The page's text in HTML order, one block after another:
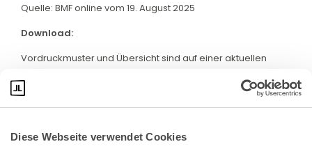
Diese Webseite verwendet Cookies
Quelle: BMF online vom 19. August 2025
Download:
Vordruckmuster und Übersicht sind auf einer aktuellen